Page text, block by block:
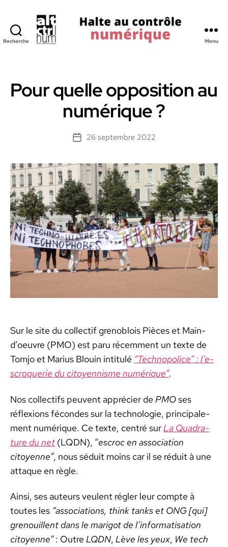
Recherche
Numerique
Menu
Pour quelle opposition au
numérique ?
Date26 septembre 2022
Sur le site du col­lec­tif grenoblois Pièces et Main-
d’oeu­vre (PMO) est paru récem­ment un texte de
Tomjo et Mar­ius Blouin inti­t­ulé “Tech­nop­o­lice” : l’e­
scro­querie du citoyen­nisme numérique”.
Nos col­lec­tifs peu­vent appréci­er de PMOses
réflex­ions fécon­des sur la tech­nolo­gie, prin­ci­pale­
ment numérique. Ce texte, cen­tré sur La Quad­ra­
ture du net (LQDN), “escroc en asso­ci­a­tion
citoyenne”, nous séduit moins car il se réduit à une
attaque en règle.
Ain­si, ses auteurs veu­lent régler leur compte à
toutes les “asso­ci­a­tions, think tanks et ONG [qui]
grenouil­lent dans le marig­ot de l’in­for­ma­ti­sa­tion
citoyenne”: Out­reLQDN, Lève les yeux, We tech